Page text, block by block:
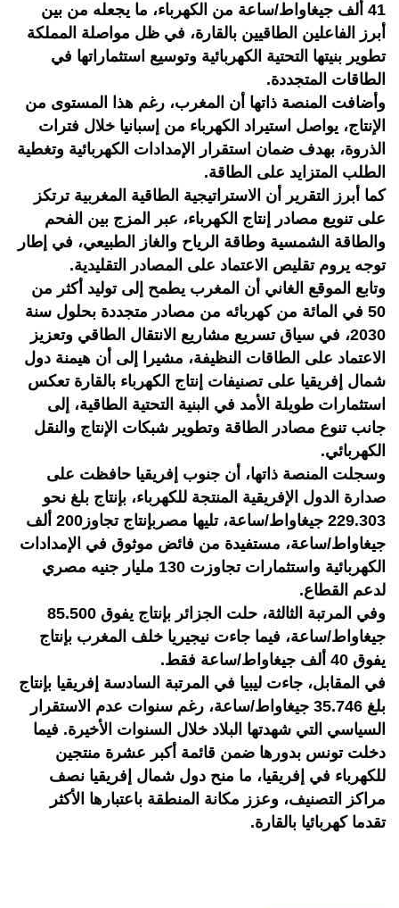
41 ألف جيغاواط/ساعة من الكهرباء، ما يجعله من بين
أبرز الفاعلين الطاقيين بالقارة، في ظل مواصلة المملكة
تطوير بنيتها التحتية الكهربائية وتوسيع استثماراتها في
الطاقات المتجددة.
وأضافت المنصة ذاتها أن المغرب، رغم هذا المستوى من
الإنتاج، يواصل استيراد الكهرباء من إسبانيا خلال فترات
الذروة، بهدف ضمان استقرار الإمدادات الكهربائية وتغطية
الطلب المتزايد على الطاقة.
كما أبرز التقرير أن الاستراتيجية الطاقية المغربية ترتكز
على تنويع مصادر إنتاج الكهرباء، عبر المزج بين الفحم
والطاقة الشمسية وطاقة الرياح والغاز الطبيعي، في إطار
توجه يروم تقليص الاعتماد على المصادر التقليدية.
وتابع الموقع الغاني أن المغرب يطمح إلى توليد أكثر من
50 في المائة من كهربائه من مصادر متجددة بحلول سنة
2030، في سياق تسريع مشاريع الانتقال الطاقي وتعزيز
الاعتماد على الطاقات النظيفة، مشيرا إلى أن هيمنة دول
شمال إفريقيا على تصنيفات إنتاج الكهرباء بالقارة تعكس
استثمارات طويلة الأمد في البنية التحتية الطاقية، إلى
جانب تنوع مصادر الطاقة وتطوير شبكات الإنتاج والنقل
الكهربائي.
وسجلت المنصة ذاتها، أن جنوب إفريقيا حافظت على
صدارة الدول الإفريقية المنتجة للكهرباء، بإنتاج بلغ نحو
229.303 جيغاواط/ساعة، تليها مصربإنتاج تجاوز200 ألف
جيغاواط/ساعة، مستفيدة من فائض موثوق في الإمدادات
الكهربائية واستثمارات تجاوزت 130 مليار جنيه مصري
لدعم القطاع.
وفي المرتبة الثالثة، حلت الجزائر بإنتاج يفوق 85.500
جيغاواط/ساعة، فيما جاءت نيجيريا خلف المغرب بإنتاج
يفوق 40 ألف جيغاواط/ساعة فقط.
في المقابل، جاءت ليبيا في المرتبة السادسة إفريقيا بإنتاج
بلغ 35.746 جيغاواط/ساعة، رغم سنوات عدم الاستقرار
السياسي التي شهدتها البلاد خلال السنوات الأخيرة. فيما
دخلت تونس بدورها ضمن قائمة أكبر عشرة منتجين
للكهرباء في إفريقيا، ما منح دول شمال إفريقيا نصف
مراكز التصنيف، وعزز مكانة المنطقة باعتبارها الأكثر
تقدما كهربائيا بالقارة.